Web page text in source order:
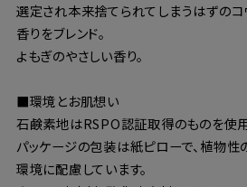
選定され本来捨てられてしまうはずの
香りをブレンド。
よもぎのやさしい香り。
■環境とお肌想い
石鹸素地はRSPO認証取得のものを使用
パッケージの包装は紙ピローで、植物性
環境に配慮しています。